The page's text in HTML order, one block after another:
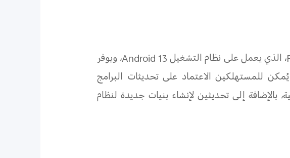
، الذي يعمل على نظام التشغيلAndroid 13، ويوفر
للمستهلكين الاعتماد على تحديثات البرامج
إلى تحديثين لإنشاء بنيات جديدة لنظام